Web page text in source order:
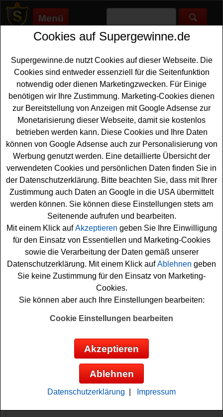
Menü
Supergewinne.de>Gewinnspiele>Sonstige Gewinnspiele
Anzeige:
Anzeige:
Romane gewinnen - Droemer
Knaur Gewinnspiel
Lesefans haben mit diesem Gewinnspiel, die Chance
einen von 10 Romanen mit dem Titel Töchter der Sünde
zu gewinnen. Sie müssen sich nur dem Quiz stellen und
schon sind Sie mit im Lostopf vertreten.
Droemer Knaur verlost 10 Romane
Töchter der Sünde
Cookies auf Supergewinne.de
Supergewinne.de nutzt Cookies auf dieser Webseite. Die
Cookies sind entweder essenziell für die Seitenfunktion
notwendig oder dienen Marketingzwecken. Für Einige
benötigen wir Ihre Zustimmung. Marketing-Cookies dienen
zur Bereitstellung von Anzeigen mit Google Adsense zur
Monetarisierung dieser Webseite, damit sie kostenlos
betrieben werden kann. Diese Cookies und Ihre Daten
können von Google Adsense auch zur Personalisierung von
Werbung genutzt werden. Eine detaillierte Übersicht der
verwendeten Cookies und persönlichen Daten finden Sie in
der Datenschutzerklärung. Bitte beachten Sie, dass mit Ihrer
Zustimmung auch Daten an Google in die USA übermittelt
werden können. Sie können diese Einstellungen stets am
Seitenende aufrufen und bearbeiten.
Mit einem Klick aufAkzeptieren geben Sie Ihre Einwilligung
für den Einsatz von Essentiellen und Marketing-Cookies
sowie die Verarbeitung der Daten gemäß unserer
Datenschutzerklärung. Mit einem Klick aufAblehnen geben
Sie keine Zustimmung für den Einsatz von Marketing-
Cookies.
Sie können aber auch Ihre Einstellungen bearbeiten:
Cookie Einstellungen bearbeiten
Akzeptieren
Ablehnen
Datenschutzerklärung Impressum